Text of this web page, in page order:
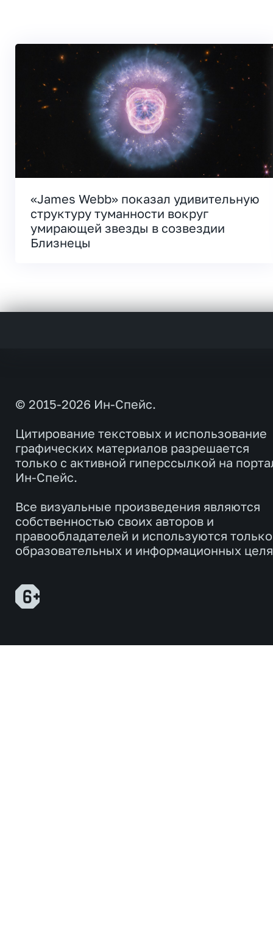
«James Webb» показал удивительную
структуру туманности вокруг
умирающей звезды в созвездии
Близнецы
© 2015-2026 Ин-Спейс.
Цитирование текстовых и использование
графических материалов разрешается
только с активной гиперссылкой на
Ин-Спейс.
Все визуальные произведения являются
собственностью своих авторов и
правообладателей и используются
образовательных и информационных